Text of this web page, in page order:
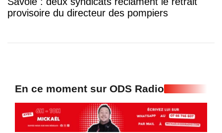
provisoire du directeur des pompiers
En ce moment sur ODS Radio